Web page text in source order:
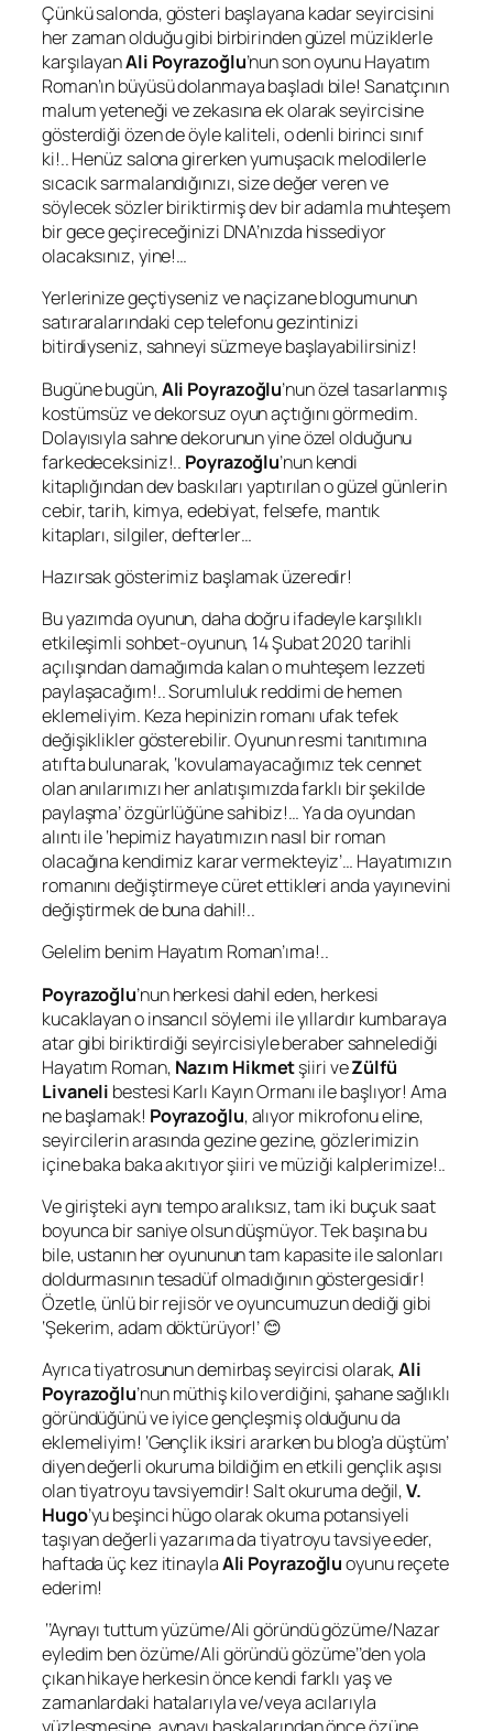
Çünkü salonda, gösteri başlayana kadar seyircisini
her zaman olduğu gibi birbirinden güzel müziklerle
karşılayanAli Poyrazoğlu’nun son oyunuHayatım
Roman’ın büyüsü dolanmaya başladı bile! Sanatçının
malum yeteneği ve zekasına ek olarak seyircisine
gösterdiği özen de öyle kaliteli, o denli birinci sınıf
ki!.. Henüz salona girerken yumuşacık melodilerle
sıcacık sarmalandığınızı, size değer veren ve
söylecek sözler biriktirmiş dev bir adamla muhteşem
bir gece geçireceğinizi DNA’nızda hissediyor
olacaksınız, yine!…
Yerlerinize geçtiyseniz ve naçizane blogumunun
satıraralarındaki cep telefonu gezintinizi
bitirdiyseniz, sahneyi süzmeye başlayabilirsiniz!
Bugüne bugün,Ali Poyrazoğlu’nun özel tasarlanmış
kostümsüz ve dekorsuz oyun açtığını görmedim.
Dolayısıyla sahne dekorunun yine özel olduğunu
farkedeceksiniz!.. Poyrazoğlu’nun kendi
kitaplığından dev baskıları yaptırılan o güzel günlerin
cebir, tarih, kimya, edebiyat, felsefe, mantık
kitapları, silgiler, defterler…
Hazırsak gösterimiz başlamak üzeredir!
Bu yazımda oyunun, daha doğru ifadeyle karşılıklı
etkileşimli sohbet-oyunun, 14 Şubat 2020 tarihli
açılışından damağımda kalan o muhteşem lezzeti
paylaşacağım!.. Sorumluluk reddimi de hemen
eklemeliyim. Keza hepinizinromanı ufak tefek
değişiklikler gösterebilir. Oyunun resmi tanıtımına
atıfta bulunarak, ‘kovulamayacağımız tek cennet
olan anılarımızı her anlatışımızda farklı bir şekilde
paylaşma’ özgürlüğüne sahibiz!… Ya da oyundan
alıntı ile ‘hepimiz hayatımızın nasıl bir roman
olacağına kendimiz karar vermekteyiz’… Hayatımızın
romanını değiştirmeye cüret ettikleri anda yayınevini
değiştirmek de buna dahil!..
Gelelim benim Hayatım Roman’ıma!..
Poyrazoğlu’nun herkesi dahil eden, herkesi
kucaklayan o insancıl söylemi ile yıllardır kumbaraya
atar gibi biriktirdiği seyircisiyle beraber sahnelediği
Hayatım Roman, Nazım Hikmetşiiri veZülfü
Livaneli bestesiKarlı Kayın Ormanıile başlıyor! Ama
ne başlamak! Poyrazoğlu, alıyor mikrofonu eline,
seyircilerin arasında gezine gezine, gözlerimizin
içine baka baka akıtıyor şiiri ve müziği kalplerimize!..
Ve girişteki aynı tempo aralıksız, tam iki buçuk saat
boyunca bir saniye olsun düşmüyor. Tek başına bu
bile, ustanın her oyununun tam kapasite ile salonları
doldurmasının tesadüf olmadığının göstergesidir!
Özetle, ünlü bir rejisör ve oyuncumuzun dediği gibi
‘Şekerim, adam döktürüyor!’ 😊
Ayrıca tiyatrosunun demirbaş seyircisi olarak,Ali
Poyrazoğlu’nun müthiş kilo verdiğini, şahane sağlıklı
göründüğünü ve iyice gençleşmiş olduğunu da
eklemeliyim! ‘Gençlik iksiri ararken bu blog’a düştüm’
diyen değerli okuruma bildiğim en etkili gençlik aşısı
olan tiyatroyu tavsiyemdir! Salt okuruma değil,V.
Hugo’yu beşinci hügo olarak okuma potansiyeli
taşıyan değerli yazarıma da tiyatroyu tavsiye eder,
haftada üç kez itinaylaAli Poyrazoğluoyunu reçete
ederim!
‘’Aynayı tuttum yüzüme/Ali göründü gözüme/Nazar
eyledim ben özüme/Ali göründü gözüme’’den yola
çıkan hikaye herkesin önce kendi farklı yaş ve
zamanlardaki hatalarıyla ve/veya acılarıyla